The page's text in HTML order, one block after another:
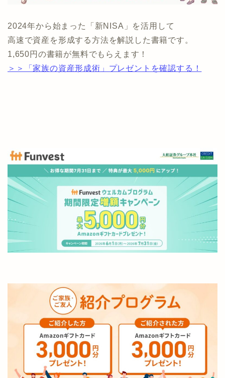
2024年から始まった「新NISA」を活用して
高速で資産を形成する方法を解説した書籍です。
1,650円の書籍が無料でもらえます！
＞＞「家族の資産形成術」プレゼントを確認する！